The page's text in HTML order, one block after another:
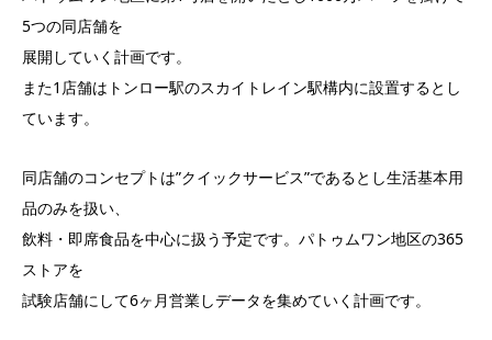
5つの同店舗を
展開していく計画です。
また1店舗はトンロー駅のスカイトレイン駅構内に設置するとし
ています。
同店舗のコンセプトは”クイックサービス”であるとし生活基本用
品のみを扱い、
飲料・即席食品を中心に扱う予定です。パトゥムワン地区の365
ストアを
試験店舗にして6ヶ月営業しデータを集めていく計画です。